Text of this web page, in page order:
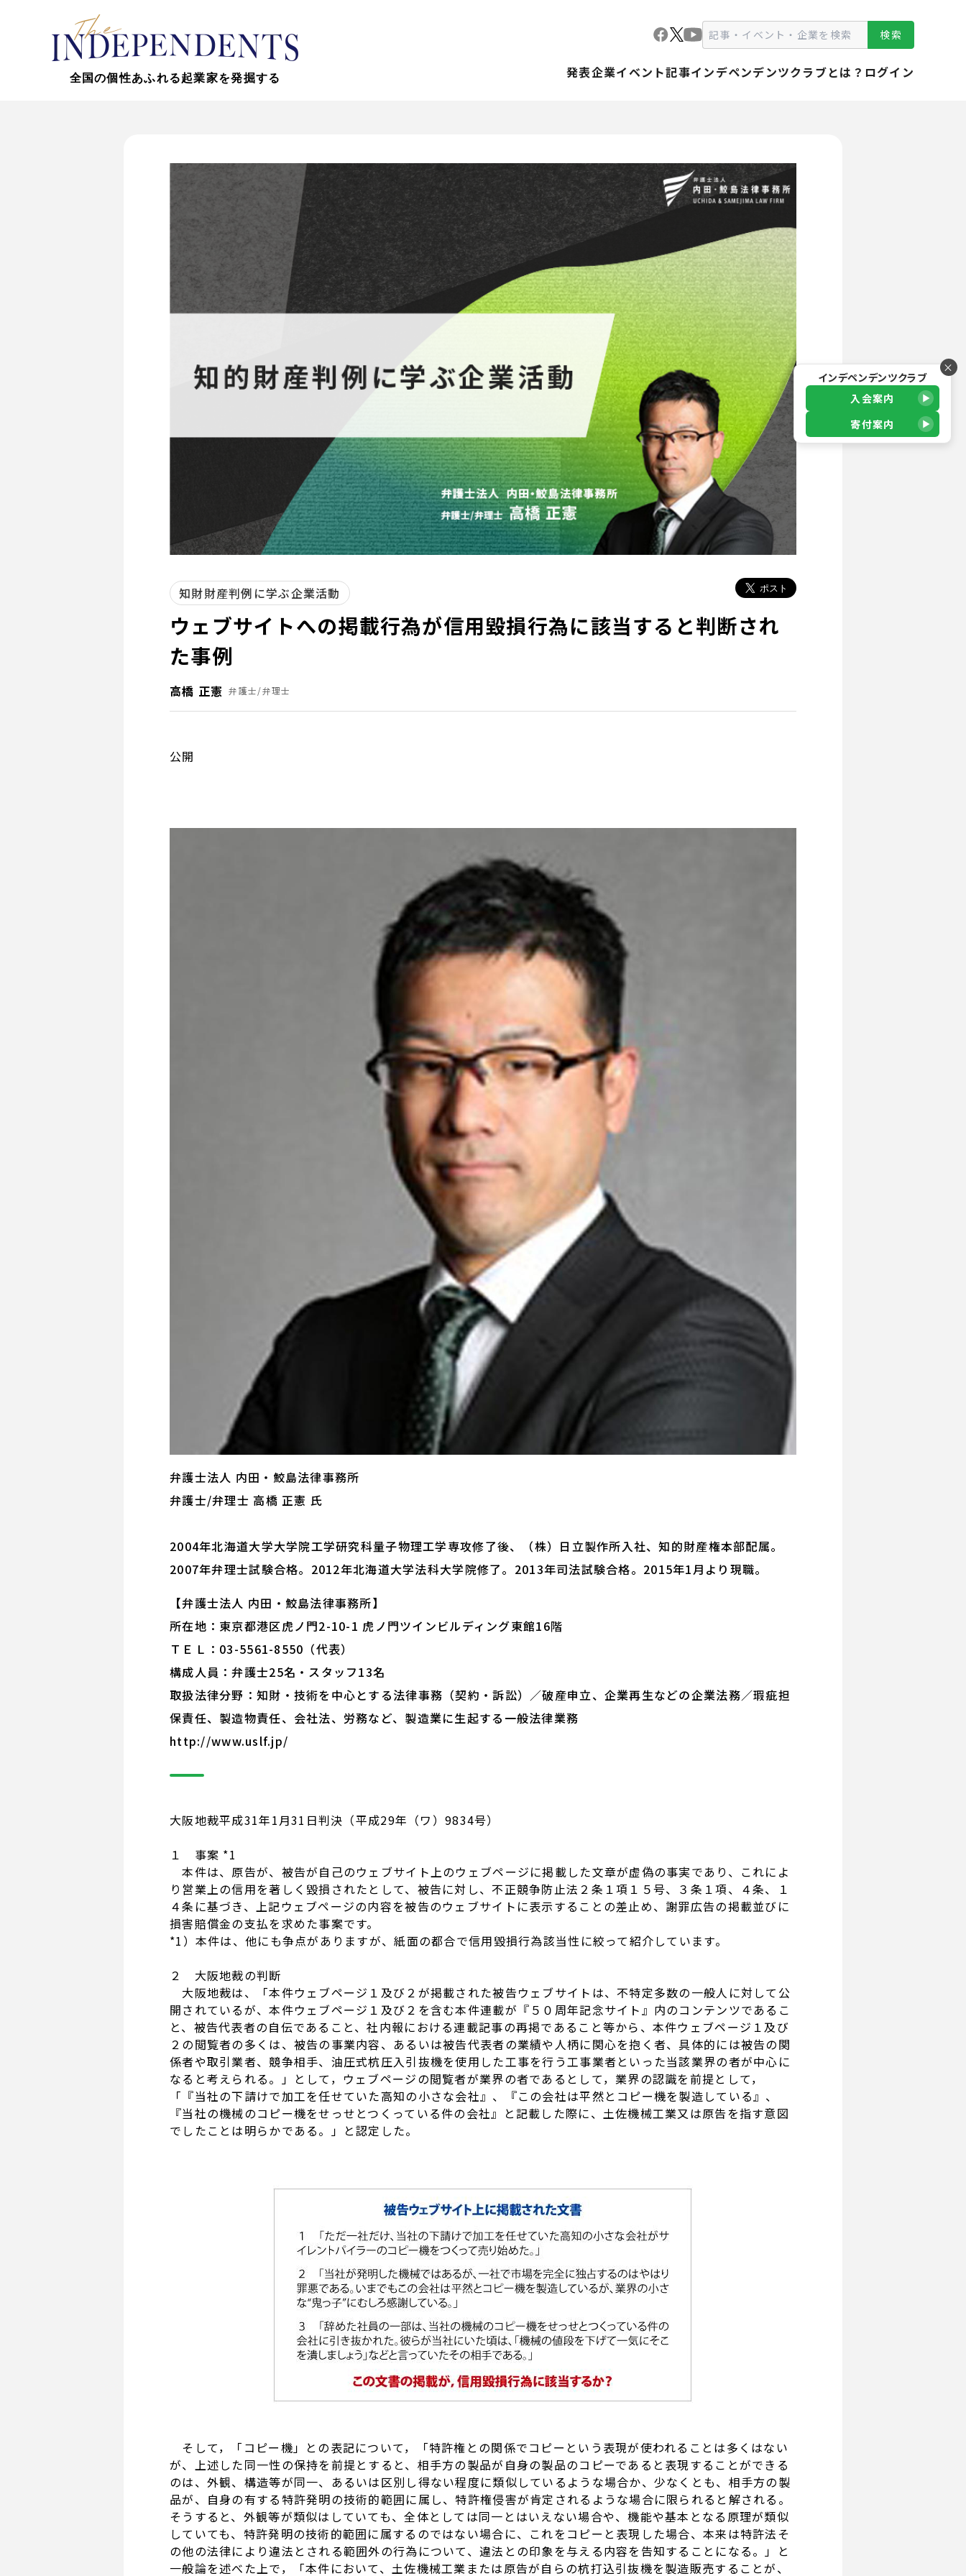
全国の個性あふれる起業家を発掘する
検索
発表企業イベント記事インデペンデンツクラブとは？ ログイン
知財財産判例に学ぶ企業活動
ウェブサイトへの掲載行為が信用毀損行為に該当すると判断され
た事例
高橋 正憲 弁護士/弁理士
公開
弁護士法人 内田・鮫島法律事務所
弁護士/弁理士 高橋 正憲 氏
2004年北海道大学大学院工学研究科量子物理工学専攻修了後、（株）日立製作所入社、知的財産権本部配属。
2007年弁理士試験合格。2012年北海道大学法科大学院修了。2013年司法試験合格。2015年1月より現職。
【弁護士法人 内田・鮫島法律事務所】
所在地：東京都港区虎ノ門2-10-1 虎ノ門ツインビルディング東館16階
ＴＥＬ：03-5561-8550（代表）
構成人員：弁護士25名・スタッフ13名
取扱法律分野：知財・技術を中心とする法律事務（契約・訴訟）／破産申立、企業再生などの企業法務／瑕疵担
保責任、製造物責任、会社法、労務など、製造業に生起する一般法律業務
http://www.uslf.jp/
大阪地裁平成31年1月31日判決（平成29年（ワ）9834号）
１ 事案 *1
本件は、原告が、被告が自己のウェブサイト上のウェブページに掲載した文章が虚偽の事実であり、これによ
り営業上の信用を著しく毀損されたとして、被告に対し、不正競争防止法２条１項１５号、３条１項、４条、１
４条に基づき、上記ウェブページの内容を被告のウェブサイトに表示することの差止め、謝罪広告の掲載並びに
損害賠償金の支払を求めた事案です。
*1）本件は、他にも争点がありますが、紙面の都合で信用毀損行為該当性に絞って紹介しています。
２ 大阪地裁の判断
大阪地裁は、「本件ウェブページ１及び２が掲載された被告ウェブサイトは、不特定多数の一般人に対して公
開されているが、本件ウェブページ１及び２を含む本件連載が『５０周年記念サイト』内のコンテンツであるこ
と、被告代表者の自伝であること、社内報における連載記事の再掲であること等から、本件ウェブページ１及び
２の閲覧者の多くは、被告の事業内容、あるいは被告代表者の業績や人柄に関心を抱く者、具体的には被告の関
係者や取引業者、競争相手、油圧式杭圧入引抜機を使用した工事を行う工事業者といった当該業界の者が中心に
なると考えられる。」として，ウェブページの閲覧者が業界の者であるとして，業界の認識を前提として，
「『当社の下請けで加工を任せていた高知の小さな会社』、『この会社は平然とコピー機を製造している』、
『当社の機械のコピー機をせっせとつくっている件の会社』と記載した際に、土佐機械工業又は原告を指す意図
でしたことは明らかである。」と認定した。
そして，「コピー機」との表記について，「特許権との関係でコピーという表現が使われることは多くはない
が、上述した同一性の保持を前提とすると、相手方の製品が自身の製品のコピーであると表現することができる
のは、外観、構造等が同一、あるいは区別し得ない程度に類似しているような場合か、少なくとも、相手方の製
品が、自身の有する特許発明の技術的範囲に属し、特許権侵害が肯定されるような場合に限られると解される。
そうすると、外観等が類似はしていても、全体としては同一とはいえない場合や、機能や基本となる原理が類似
していても、特許発明の技術的範囲に属するのではない場合に、これをコピーと表現した場合、本来は特許法そ
の他の法律により違法とされる範囲外の行為について、違法との印象を与える内容を告知することになる。」と
一般論を述べた上で，「本件において、土佐機械工業または原告が自らの杭打込引抜機を製造販売することが、
×
インデペンデンツクラブ
入会案内
寄付案内